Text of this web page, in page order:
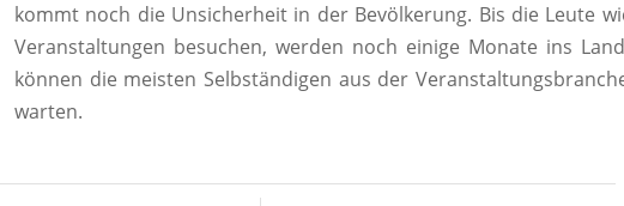
kommt noch die Unsicherheit in der Bevölkerung. Bis die Leute
Veranstaltungen besuchen, werden noch einige Monate ins
können die meisten Selbständigen aus der
warten.